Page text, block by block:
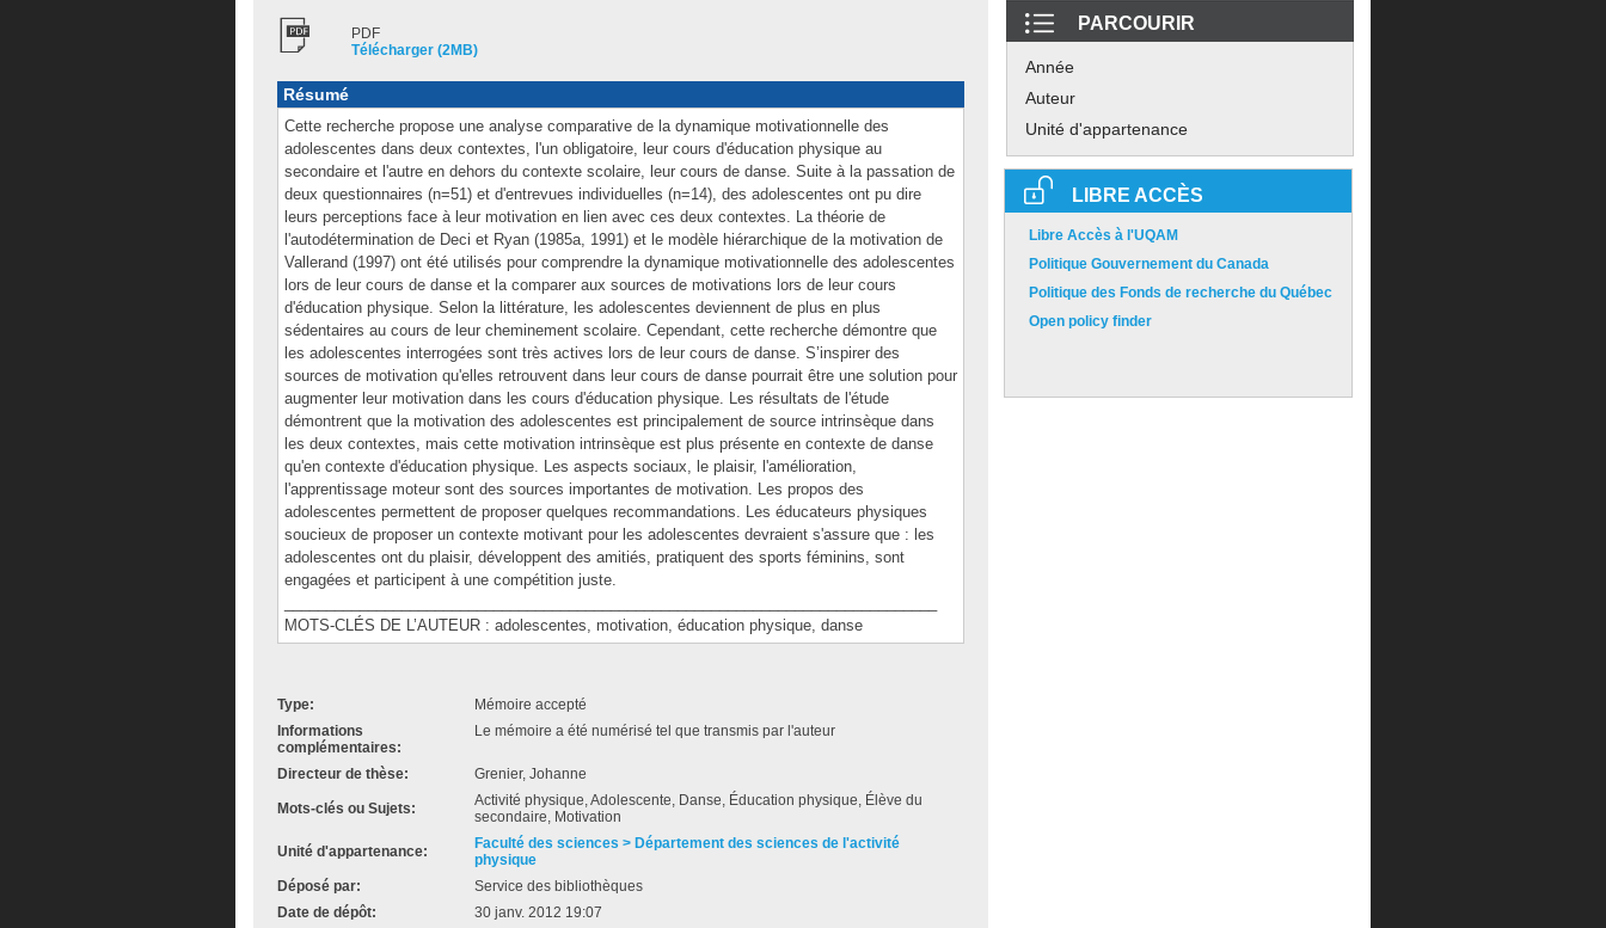
PDF
Télécharger (2MB)
Résumé
Cette recherche propose une analyse comparative de la dynamique motivationnelle des
adolescentes dans deux contextes, l'un obligatoire, leur cours d'éducation physique au
secondaire et l'autre en dehors du contexte scolaire, leur cours de danse. Suite à la passation de
deux questionnaires (n=51) et d'entrevues individuelles (n=14), des adolescentes ont pu dire
leurs perceptions face à leur motivation en lien avec ces deux contextes. La théorie de
l'autodétermination de Deci et Ryan (1985a, 1991) et le modèle hiérarchique de la motivation de
Vallerand (1997) ont été utilisés pour comprendre la dynamique motivationnelle des adolescentes
lors de leur cours de danse et la comparer aux sources de motivations lors de leur cours
d'éducation physique. Selon la littérature, les adolescentes deviennent de plus en plus
sédentaires au cours de leur cheminement scolaire. Cependant, cette recherche démontre que
les adolescentes interrogées sont très actives lors de leur cours de danse. S’inspirer des
sources de motivation qu'elles retrouvent dans leur cours de danse pourrait être une solution pour
augmenter leur motivation dans les cours d'éducation physique. Les résultats de l'étude
démontrent que la motivation des adolescentes est principalement de source intrinsèque dans
les deux contextes, mais cette motivation intrinsèque est plus présente en contexte de danse
qu'en contexte d'éducation physique. Les aspects sociaux, le plaisir, l'amélioration,
l'apprentissage moteur sont des sources importantes de motivation. Les propos des
adolescentes permettent de proposer quelques recommandations. Les éducateurs physiques
soucieux de proposer un contexte motivant pour les adolescentes devraient s'assure que : les
adolescentes ont du plaisir, développent des amitiés, pratiquent des sports féminins, sont
engagées et participent à une compétition juste.
MOTS-CLÉS DE L’AUTEUR : adolescentes, motivation, éducation physique, danse
Type:
Mémoire accepté
Informations
complémentaires:
Le mémoire a été numérisé tel que transmis par l'auteur
Directeur de thèse: Grenier, Johanne
Mots-clés ou Sujets:
Activité physique, Adolescente, Danse, Éducation physique, Élève du
secondaire, Motivation
Unité d'appartenance:
Faculté des sciences > Département des sciences de l'activité
physique
Déposé par:
Service des bibliothèques
Date de dépôt:
30 janv. 2012 19:07
PARCOURIR
Année
Auteur
Unité d'appartenance
LIBRE ACCÈS
Libre Accès à l'UQAM
Politique Gouvernement du Canada
Politique des Fonds de recherche du Québec
Open policy finder